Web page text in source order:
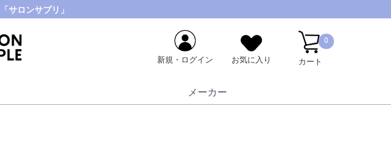
サロンサプリ」
新規・ログイン お気に入り
0
カート
メーカー